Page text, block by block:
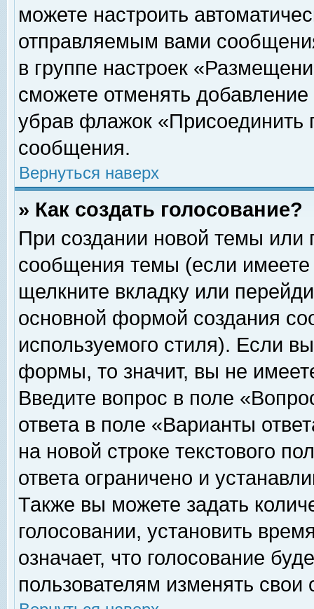
можете настроить
отправляемым вами
в группе настроек
сможете отменять
убрав флажок «Присоединить
сообщения.
Вернуться наверх
» Как создать голосование?
При создании новой темы или
сообщения темы (если
щелкните вкладку или
основной формой создания
используемого стиля). Если
формы, то значит, вы не
Введите вопрос в поле
ответа в поле «Варианты
на новой строке текстового
ответа ограничено и
Также вы можете задать
голосовании, установить
означает, что голосование
пользователям изменять свои